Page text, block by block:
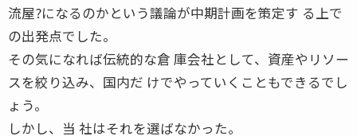
流屋?になるのかという議論が中期計画を策定す る上で
の出発点でした。
その気になれば伝統的な倉 庫会社として、資産やリソー
スを絞り込み、国内だ けでやっていくこともできるでし
ょう。
しかし、当 社はそれを選ばなかった。